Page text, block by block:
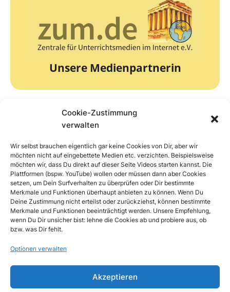
Cookie-Zustimmung
verwalten
Wir selbst brauchen eigentlich gar keine Cookies von Dir, aber wir
möchten nicht auf eingebettete Medien etc. verzichten. Beispielsweise
möchten wir, dass Du direkt auf dieser Seite Videos starten kannst. Die
Plattformen (bspw. YouTube) wollen oder müssen dann aber Cookies
setzen, um Dein Surfverhalten zu überprüfen oder Dir bestimmte
Merkmale und Funktionen überhaupt anbieten zu können. Wenn Du
Deine Zustimmung nicht erteilst oder zurückziehst, können bestimmte
Merkmale und Funktionen beeinträchtigt werden. Unsere Empfehlung,
wenn Du Dir unsicher bist: lehne die Cookies ab und probiere aus, ob
bzw. was Dir fehlt.
Optionen verwalten
Akzeptieren
Unsere Medienpartnerin
zum.de
Die Zentrale für Unterrichtsmedien
zur Webseite
Unser Online-Partner
COM.lounge
zur Webseite